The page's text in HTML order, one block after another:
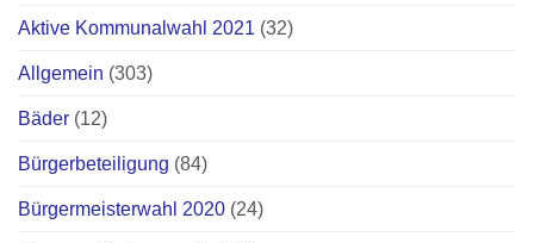
Aktive Kommunalwahl 2021 (32)
Allgemein (303)
Bäder (12)
Bürgerbeteiligung (84)
Bürgermeisterwahl 2020 (24)